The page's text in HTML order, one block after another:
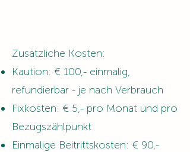
​Zusätzliche Kosten:
Kaution: € 100,- einmalig,
refundierbar - je nach Verbrauch
Fixkosten: € 5,- pro Monat und pro
Bezugszählpunkt
Einmalige Beitrittskosten: € 90,-